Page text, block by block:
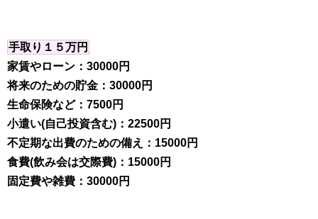
手取り１５万円
家賃やローン：30000円
将来のための貯金：30000円
生命保険など：7500円
小遣い(自己投資含む)：22500円
不定期な出費のための備え：15000円
食費(飲み会は交際費)：15000円
固定費や雑費：30000円